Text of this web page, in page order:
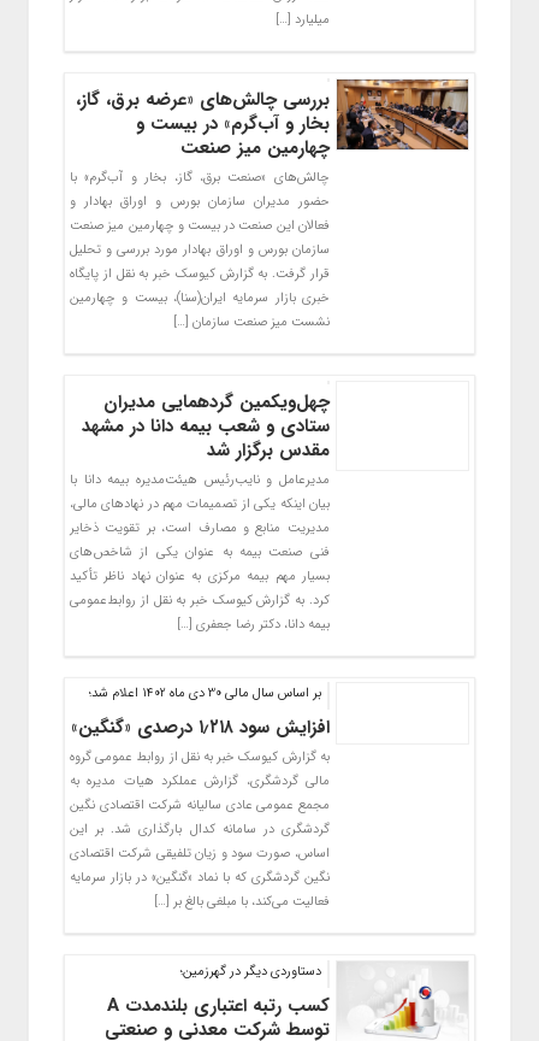
میلیارد […]
بررسی چالش‌های «عرضه برق، گاز،
بخار و آب‌گرم» در بیست و
چهارمین میز صنعت
چالش‌های «صنعت برق، گاز، بخار و آب‌گرم» با
حضور مدیران سازمان بورس و اوراق بهادار و
فعالان این صنعت در بیست و چهارمین میز صنعت
سازمان بورس و اوراق بهادار مورد بررسی و تحلیل
قرار گرفت. به گزارش کیوسک خبر به نقل از پایگاه
خبری بازار سرمایه ایران(سنا)، بیست و چهارمین
نشست میز صنعت سازمان […]
چهل‌و‌یکمین گردهمایی مدیران
ستادی و شعب بیمه دانا در مشهد
مقدس برگزار شد
مدیرعامل و نایب‌رئیس هیئت‌مدیره بیمه ‌دانا با
بیان اینکه یکی از تصمیمات مهم در نهادهای مالی،
مدیریت منابع و مصارف است، بر تقویت ذخایر
فنی صنعت بیمه به عنوان یکی از شاخص‌های
بسیار مهم بیمه مرکزی به عنوان نهاد ناظر تأکید
کرد. به گزارش کیوسک خبر به نقل از روابط‌عمومی
بیمه دانا، دکتر رضا جعفری […]
بر اساس سال مالی 30 دی ماه 1402 اعلام شد؛
افزایش سود ۱٫۲۱۸ درصدی «گنگین»
به گزارش کیوسک خبر به نقل از روابط عمومی گروه
مالی گردشگری، گزارش عملکرد هیات مدیره به
مجمع عمومی عادی سالیانه شرکت اقتصادی نگین
گردشگری در سامانه کدال بارگذاری شد. بر این
اساس، صورت سود و زیان تلفیقی شرکت اقتصادی
نگین گردشگری که با نماد «گنگین» در بازار سرمایه
فعالیت می‌کند، با مبلغی بالغ بر […]
دستاوردی دیگر در گهرزمین؛
کسب رتبه اعتباری بلندمدت A
توسط شرکت معدنی و صنعتی